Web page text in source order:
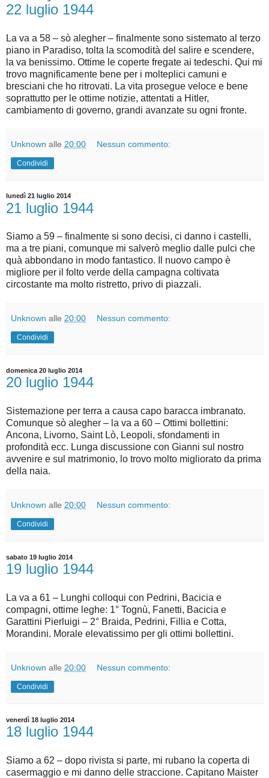
22 luglio 1944
La va a 58 – sò alegher – finalmente sono sistemato al terzo
piano in Paradiso, tolta la scomodità del salire e scendere,
la va benissimo. Ottime le coperte fregate ai tedeschi. Qui mi
trovo magnificamente bene per i molteplici camuni e
bresciani che ho ritrovati. La vita prosegue veloce e bene
soprattutto per le ottime notizie, attentati a Hitler,
cambiamento di governo, grandi avanzate su ogni fronte.
Unknown alle 20:00 Nessun commento:
Condividi
lunedì 21 luglio 2014
21 luglio 1944
Siamo a 59 – finalmente si sono decisi, ci danno i castelli,
ma a tre piani, comunque mi salverò meglio dalle pulci che
quà abbondano in modo fantastico. Il nuovo campo è
migliore per il folto verde della campagna coltivata
circostante ma molto ristretto, privo di piazzali.
Unknown alle 20:00 Nessun commento:
Condividi
domenica 20 luglio 2014
20 luglio 1944
Sistemazione per terra a causa capo baracca imbranato.
Comunque sò alegher – la va a 60 – Ottimi bollettini:
Ancona, Livorno, Saint Lò, Leopoli, sfondamenti in
profondità ecc. Lunga discussione con Gianni sul nostro
avvenire e sul matrimonio, lo trovo molto migliorato da prima
della naia.
Unknown alle 20:00 Nessun commento:
Condividi
sabato 19 luglio 2014
19 luglio 1944
La va a 61 – Lunghi colloqui con Pedrini, Bacicia e
compagni, ottime leghe: 1° Tognù, Fanetti, Bacicia e
Garattini Pierluigi – 2° Braida, Pedrini, Fillia e Cotta,
Morandini. Morale elevatissimo per gli ottimi bollettini.
Unknown alle 20:00 Nessun commento:
Condividi
venerdì 18 luglio 2014
18 luglio 1944
Siamo a 62 – dopo rivista si parte, mi rubano la coperta di
casermaggio e mi danno delle straccione. Capitano Maister